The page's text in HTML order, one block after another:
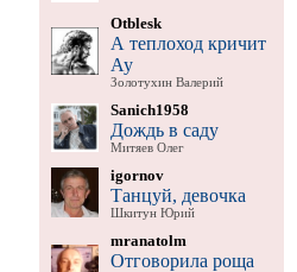
Otblesk
А теплоход кричит
Ау
Золотухин Валерий
Sanich1958
Дождь в саду
Митяев Олег
igornov
Танцуй, девочка
Шкитун Юрий
mranatolm
Отговорила роща